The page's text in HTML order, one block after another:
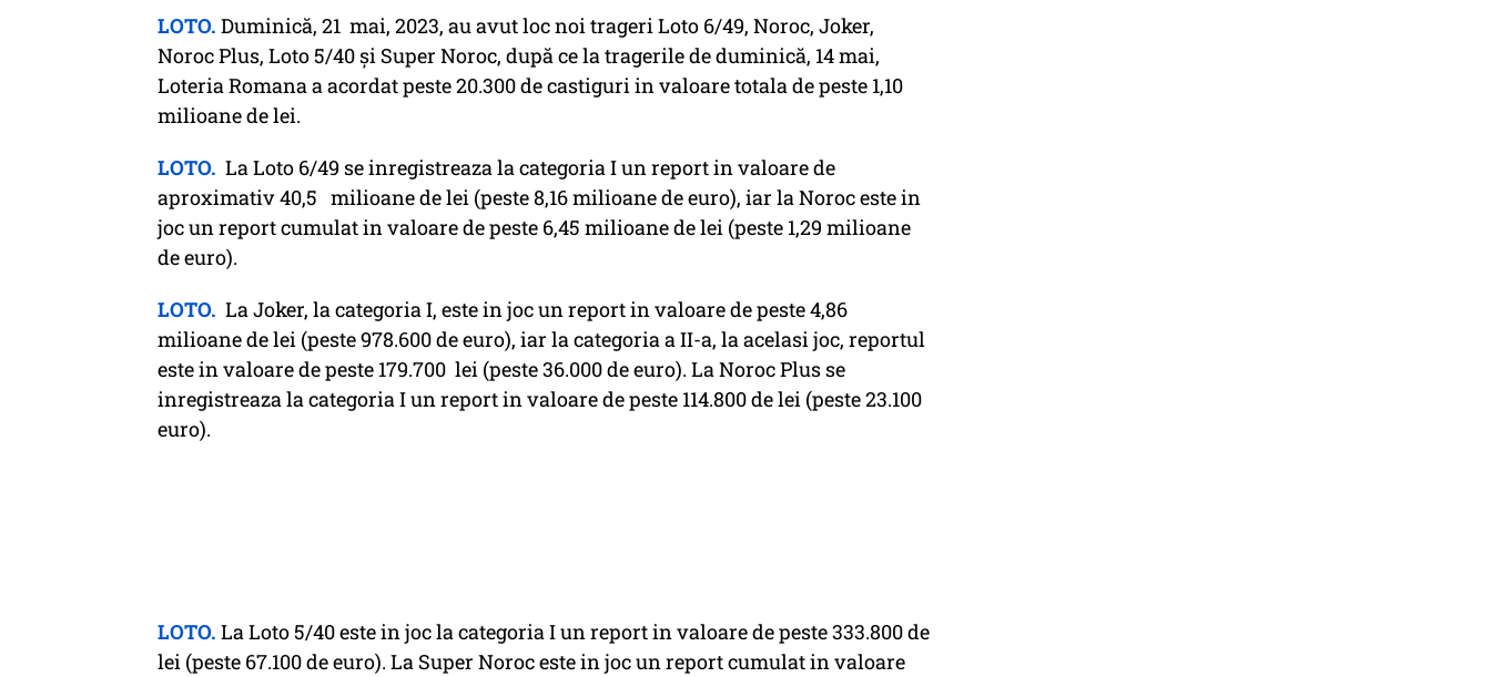
LOTO. Duminică, 21 mai, 2023, au avut loc noi trageri Loto 6/49, Noroc, Joker,
Noroc Plus, Loto 5/40 și Super Noroc, după ce la tragerile de duminică, 14 mai,
Loteria Romana a acordat peste 20.300 de castiguri in valoare totala de peste 1,10
milioane de lei.
LOTO. La Loto 6/49 se inregistreaza la categoria I un report in valoare de
aproximativ 40,5 milioane de lei (peste 8,16 milioane de euro), iar la Noroc este in
joc un report cumulat in valoare de peste 6,45 milioane de lei (peste 1,29 milioane
de euro).
LOTO. La Joker, la categoria I, este in joc un report in valoare de peste 4,86
milioane de lei (peste 978.600 de euro), iar la categoria a II-a, la acelasi joc, reportul
este in valoare de peste 179.700 lei (peste 36.000 de euro). La Noroc Plus se
inregistreaza la categoria I un report in valoare de peste 114.800 de lei (peste 23.100
euro).
LOTO. La Loto 5/40 este in joc la categoria I un report in valoare de peste 333.800 de
lei (peste 67.100 de euro). La Super Noroc este in joc un report cumulat in valoare